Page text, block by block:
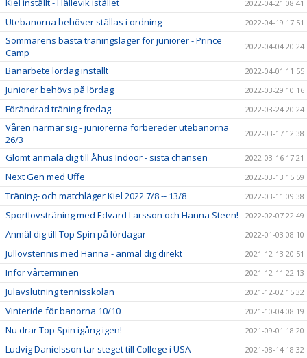
Kiel inställt - Hällevik istället 2022-04-21 08:41
Utebanorna behöver ställas i ordning 2022-04-19 17:51
Sommarens bästa träningsläger för juniorer - Prince
Camp
2022-04-04 20:24
Banarbete lördag inställt 2022-04-01 11:55
Juniorer behövs på lördag 2022-03-29 10:16
Förändrad träning fredag 2022-03-24 20:24
Våren närmar sig - juniorerna förbereder utebanorna
26/3
2022-03-17 12:38
Glömt anmäla dig till Åhus Indoor - sista chansen 2022-03-16 17:21
Next Gen med Uffe 2022-03-13 15:59
Träning- och matchläger Kiel 2022 7/8 -- 13/8 2022-03-11 09:38
Sportlovsträning med Edvard Larsson och Hanna Steen! 2022-02-07 22:49
Anmäl dig till Top Spin på lördagar 2022-01-03 08:10
Jullovstennis med Hanna - anmäl dig direkt 2021-12-13 20:51
Inför vårterminen 2021-12-11 22:13
Julavslutning tennisskolan 2021-12-02 15:32
Vinteride för banorna 10/10 2021-10-04 08:19
Nu drar Top Spin igång igen! 2021-09-01 18:20
Ludvig Danielsson tar steget till College i USA 2021-08-14 18:32